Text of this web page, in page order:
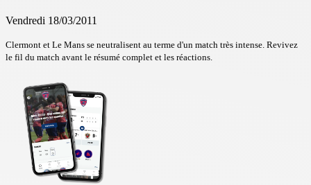
Vendredi 18/03/2011
Clermont et Le Mans se neutralisent au terme d'un match très intense. Revivez
le fil du match avant le résumé complet et les réactions.